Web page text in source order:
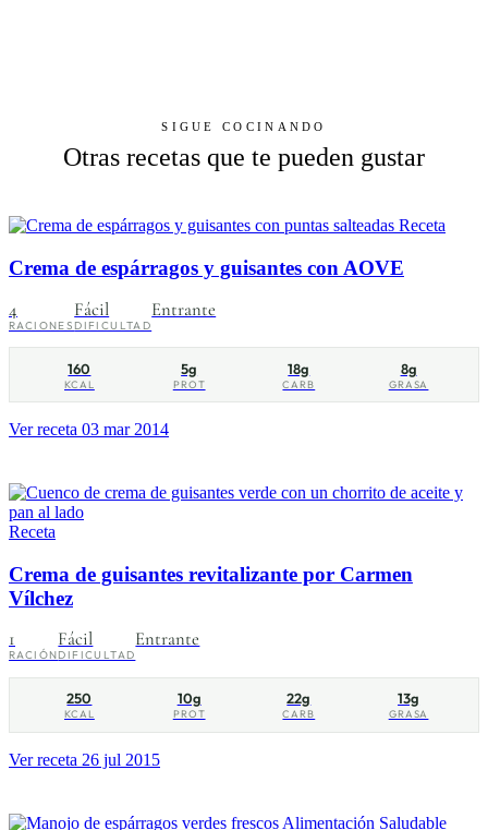
SIGUE COCINANDO
Otras recetas que te pueden gustar
Receta
Crema de espárragos y guisantes con AOVE
4
RACIONES
Fácil
DIFICULTAD
Entrante
160
KCAL
5g
PROT
18g
CARB
8g
GRASA
Ver receta 03 mar 2014
Receta
Crema de guisantes revitalizante por Carmen
Vílchez
1
RACIÓN
Fácil
DIFICULTAD
Entrante
250
KCAL
10g
PROT
22g
CARB
13g
GRASA
Ver receta 26 jul 2015
Alimentación Saludable